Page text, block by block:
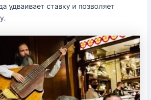
удваивает ставку и позволяет